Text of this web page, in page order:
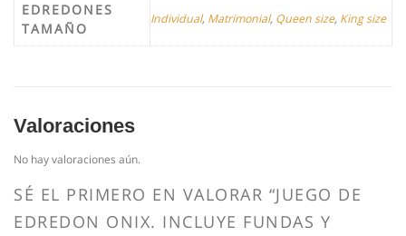
EDREDONES
TAMAÑO
Individual, Matrimonial, Queen size, King size
Valoraciones
No hay valoraciones aún.
SÉ EL PRIMERO EN VALORAR “JUEGO DE
EDREDON ONIX. INCLUYE FUNDAS Y